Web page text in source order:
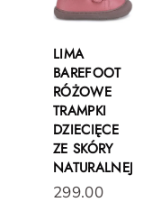
LIMA
BAREFOOT
RÓŻOWE
TRAMPKI
DZIECIĘCE
ZE SKÓRY
NATURALNEJ
299.00